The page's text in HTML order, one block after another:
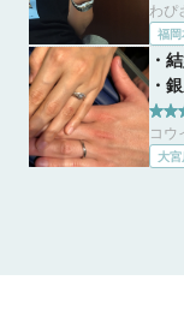
思
に
し
る
わぴ
福岡
・
・
プ
イ
が
コウ
大宮